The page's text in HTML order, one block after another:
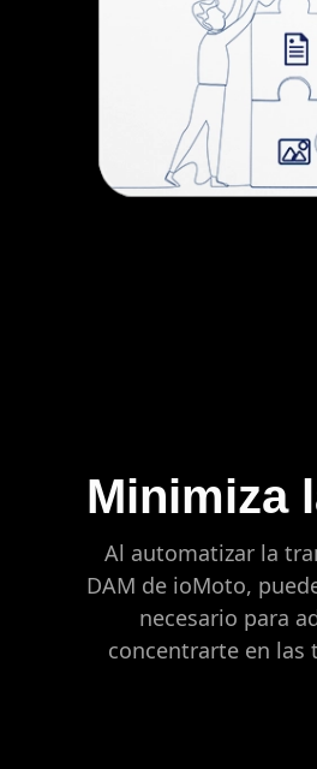
Minimiza
Al automatizar la
DAM de ioMoto,
necesario para
concentrarte en las